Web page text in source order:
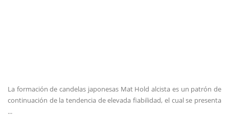
La formación de candelas japonesas Mat Hold alcista es un patrón de
continuación de la tendencia de elevada fiabilidad, el cual se presenta
...